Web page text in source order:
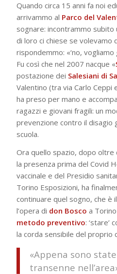
Quando circa 15 anni fa noi
arrivammo al Parco del
sognare: incontrammo subito
di loro ci chiese se volevamo
rispondemmo: «‘no,
Fu così che nel 2007 nacque «
postazione dei Salesiani di
Valentino (tra via Carlo Ceppi
ha preso per mano e
ragazzi e giovani fragili: un
prevenzione contro il disagio
scuola.
Ora quello spazio, dopo oltre
la presenza prima del Covid
vaccinale e del Presidio
Torino Esposizioni, ha
continuare quel sogno, che è
l’opera di don Bosco a
metodo preventivo: ‘stare’
la corda sensibile del proprio
«Appena sono
transenne